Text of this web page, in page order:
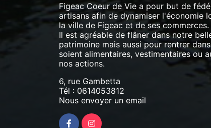
Figeac Coeur de Vie a pour but de
artisans afin de dynamiser l'économie
la ville de Figeac et de ses commerces.
Il est agréable de flâner dans notre
patrimoine mais aussi pour rentrer
soient alimentaires, vestimentaires ou
nos actions.
6, rue Gambetta
Tél : 0614053812
Nous envoyer un email